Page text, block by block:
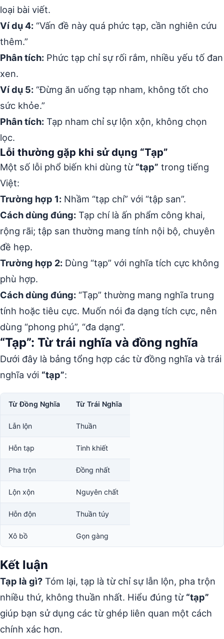
loại bài viết.
Ví dụ 4: “Vấn đề này quá phức tạp, cần nghiên cứu
thêm.”
Phân tích: Phức tạp chỉ sự rối rắm, nhiều yếu tố đan
xen.
Ví dụ 5: “Đừng ăn uống tạp nham, không tốt cho
sức khỏe.”
Phân tích: Tạp nham chỉ sự lộn xộn, không chọn
lọc.
Lỗi thường gặp khi sử dụng “Tạp”
Một số lỗi phổ biến khi dùng từ “tạp” trong tiếng
Việt:
Trường hợp 1: Nhầm “tạp chí” với “tập san”.
Cách dùng đúng: Tạp chí là ấn phẩm công khai,
rộng rãi; tập san thường mang tính nội bộ, chuyên
đề hẹp.
Trường hợp 2: Dùng “tạp” với nghĩa tích cực không
phù hợp.
Cách dùng đúng: “Tạp” thường mang nghĩa trung
tính hoặc tiêu cực. Muốn nói đa dạng tích cực, nên
dùng “phong phú”, “đa dạng”.
“Tạp”: Từ trái nghĩa và đồng nghĩa
Dưới đây là bảng tổng hợp các từ đồng nghĩa và trái
nghĩa với “tạp”:
Từ Đồng Nghĩa Từ Trái Nghĩa
Lẫn lộn Thuần
Hỗn tạp Tinh khiết
Pha trộn Đồng nhất
Lộn xộn Nguyên chất
Hỗn độn Thuần túy
Xô bồ Gọn gàng
Kết luận
Tạp là gì? Tóm lại, tạp là từ chỉ sự lẫn lộn, pha trộn
nhiều thứ, không thuần nhất. Hiểu đúng từ “tạp”
giúp bạn sử dụng các từ ghép liên quan một cách
chính xác hơn.